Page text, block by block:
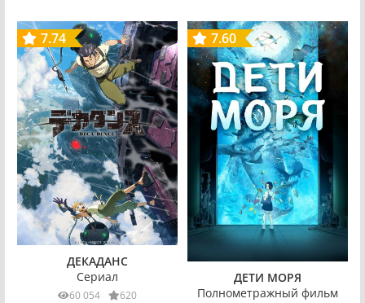
7.74
ДЕКАДАНС
Сериал
60 054 620
7.60
ДЕТИ МОРЯ
Полнометражный фильм